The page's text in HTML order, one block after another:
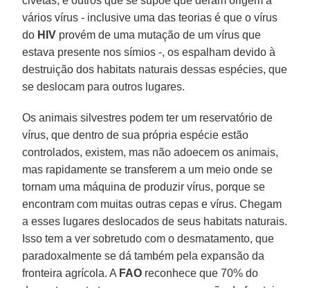
vários vírus - inclusive uma das teorias é que o vírus
do HIV provém de uma mutação de um vírus que
estava presente nos símios -, os espalham devido à
destruição dos habitats naturais dessas espécies, que
se deslocam para outros lugares.
Os animais silvestres podem ter um reservatório de
vírus, que dentro de sua própria espécie estão
controlados, existem, mas não adoecem os animais,
mas rapidamente se transferem a um meio onde se
tornam uma máquina de produzir vírus, porque se
encontram com muitas outras cepas e vírus. Chegam
a esses lugares deslocados de seus habitats naturais.
Isso tem a ver sobretudo com o desmatamento, que
paradoxalmente se dá também pela expansão da
fronteira agrícola. A FAO reconhece que 70% do